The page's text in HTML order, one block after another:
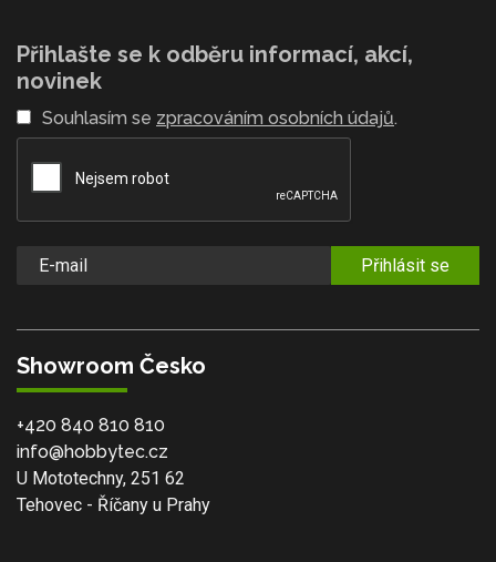
Přihlašte se k odběru informací, akcí,
novinek
Souhlasím se zpracováním osobních údajů.
Přihlásit se
Showroom Česko
+420 840 810 810
info@hobbytec.cz
U Mototechny, 251 62
Tehovec - Říčany u Prahy